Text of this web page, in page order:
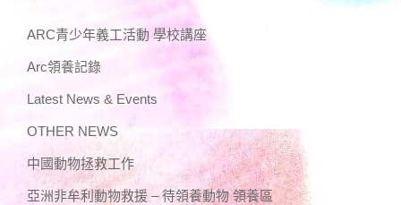
ARC青少年義工活動 學校講座
Arc領養記錄
Latest News & Events
OTHER NEWS
中國動物拯救工作
亞洲非牟利動物救援 – 待領養動物 領養區